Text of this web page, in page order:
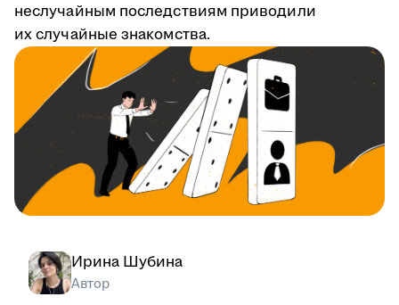
неслучайным последствиям приводили
их случайные знакомства.
Ирина Шубина
Автор